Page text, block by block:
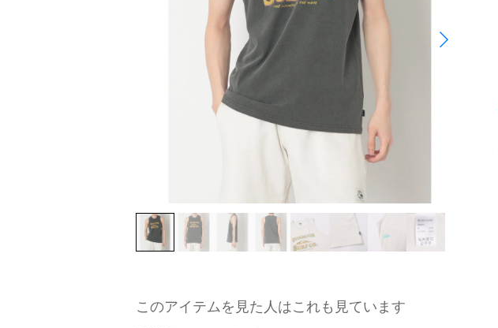
このアイテムを見た人はこれも見ています